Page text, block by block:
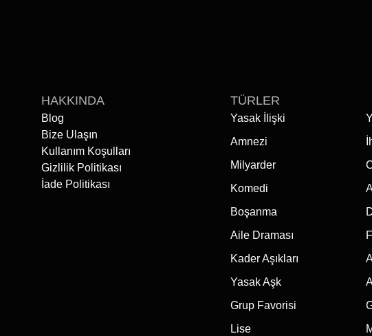
HAKKINDA
Blog
Bize Ulaşın
Kullanım Koşulları
Gizlilik Politikası
İade Politikası
TÜRLER
Yasak İlişki
Amnezi
Milyarder
Komedi
Boşanma
Aile Draması
Kader Aşıkları
Yasak Aşk
Grup Favorisi
Lise